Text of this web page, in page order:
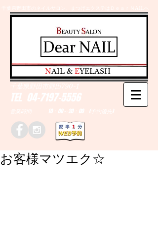
千葉県野田市のネイルサロン、まつげエクステはＤｅａｒＮAILへ
TEL 04-7197-5556
営業時間 10：00～20：00 (予約優先)
千葉県野田市野田790-1
​NAIL & EYELASH
お客様マツエク☆